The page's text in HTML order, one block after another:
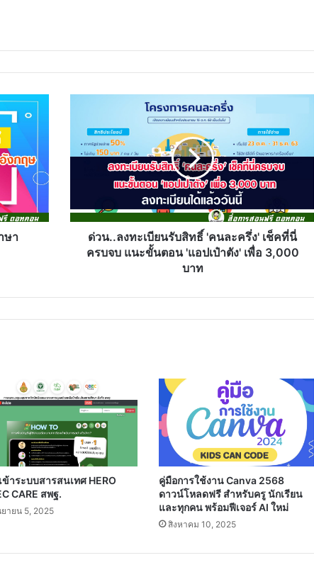
ษา
สิทธิ์
'คนละ
นี่
3,000
บาท
ด่วน..ลงทะเบียนรับสิทธิ์ 'คนละครึ่ง' เช็คที่นี่
ครบจบ แนะขั้นตอน 'แอปเป๋าตัง' เพื่อ 3,000
บาท
ข้าระบบสารสนเทศ HERO
CARE สพฐ.
ายน 5, 2025
คู่มือการใช้งาน Canva 2568
ดาวน์โหลดฟรี สำหรับครู นักเรียน
และทุกคน พร้อมฟีเจอร์ AI ใหม่
สิงหาคม 10, 2025